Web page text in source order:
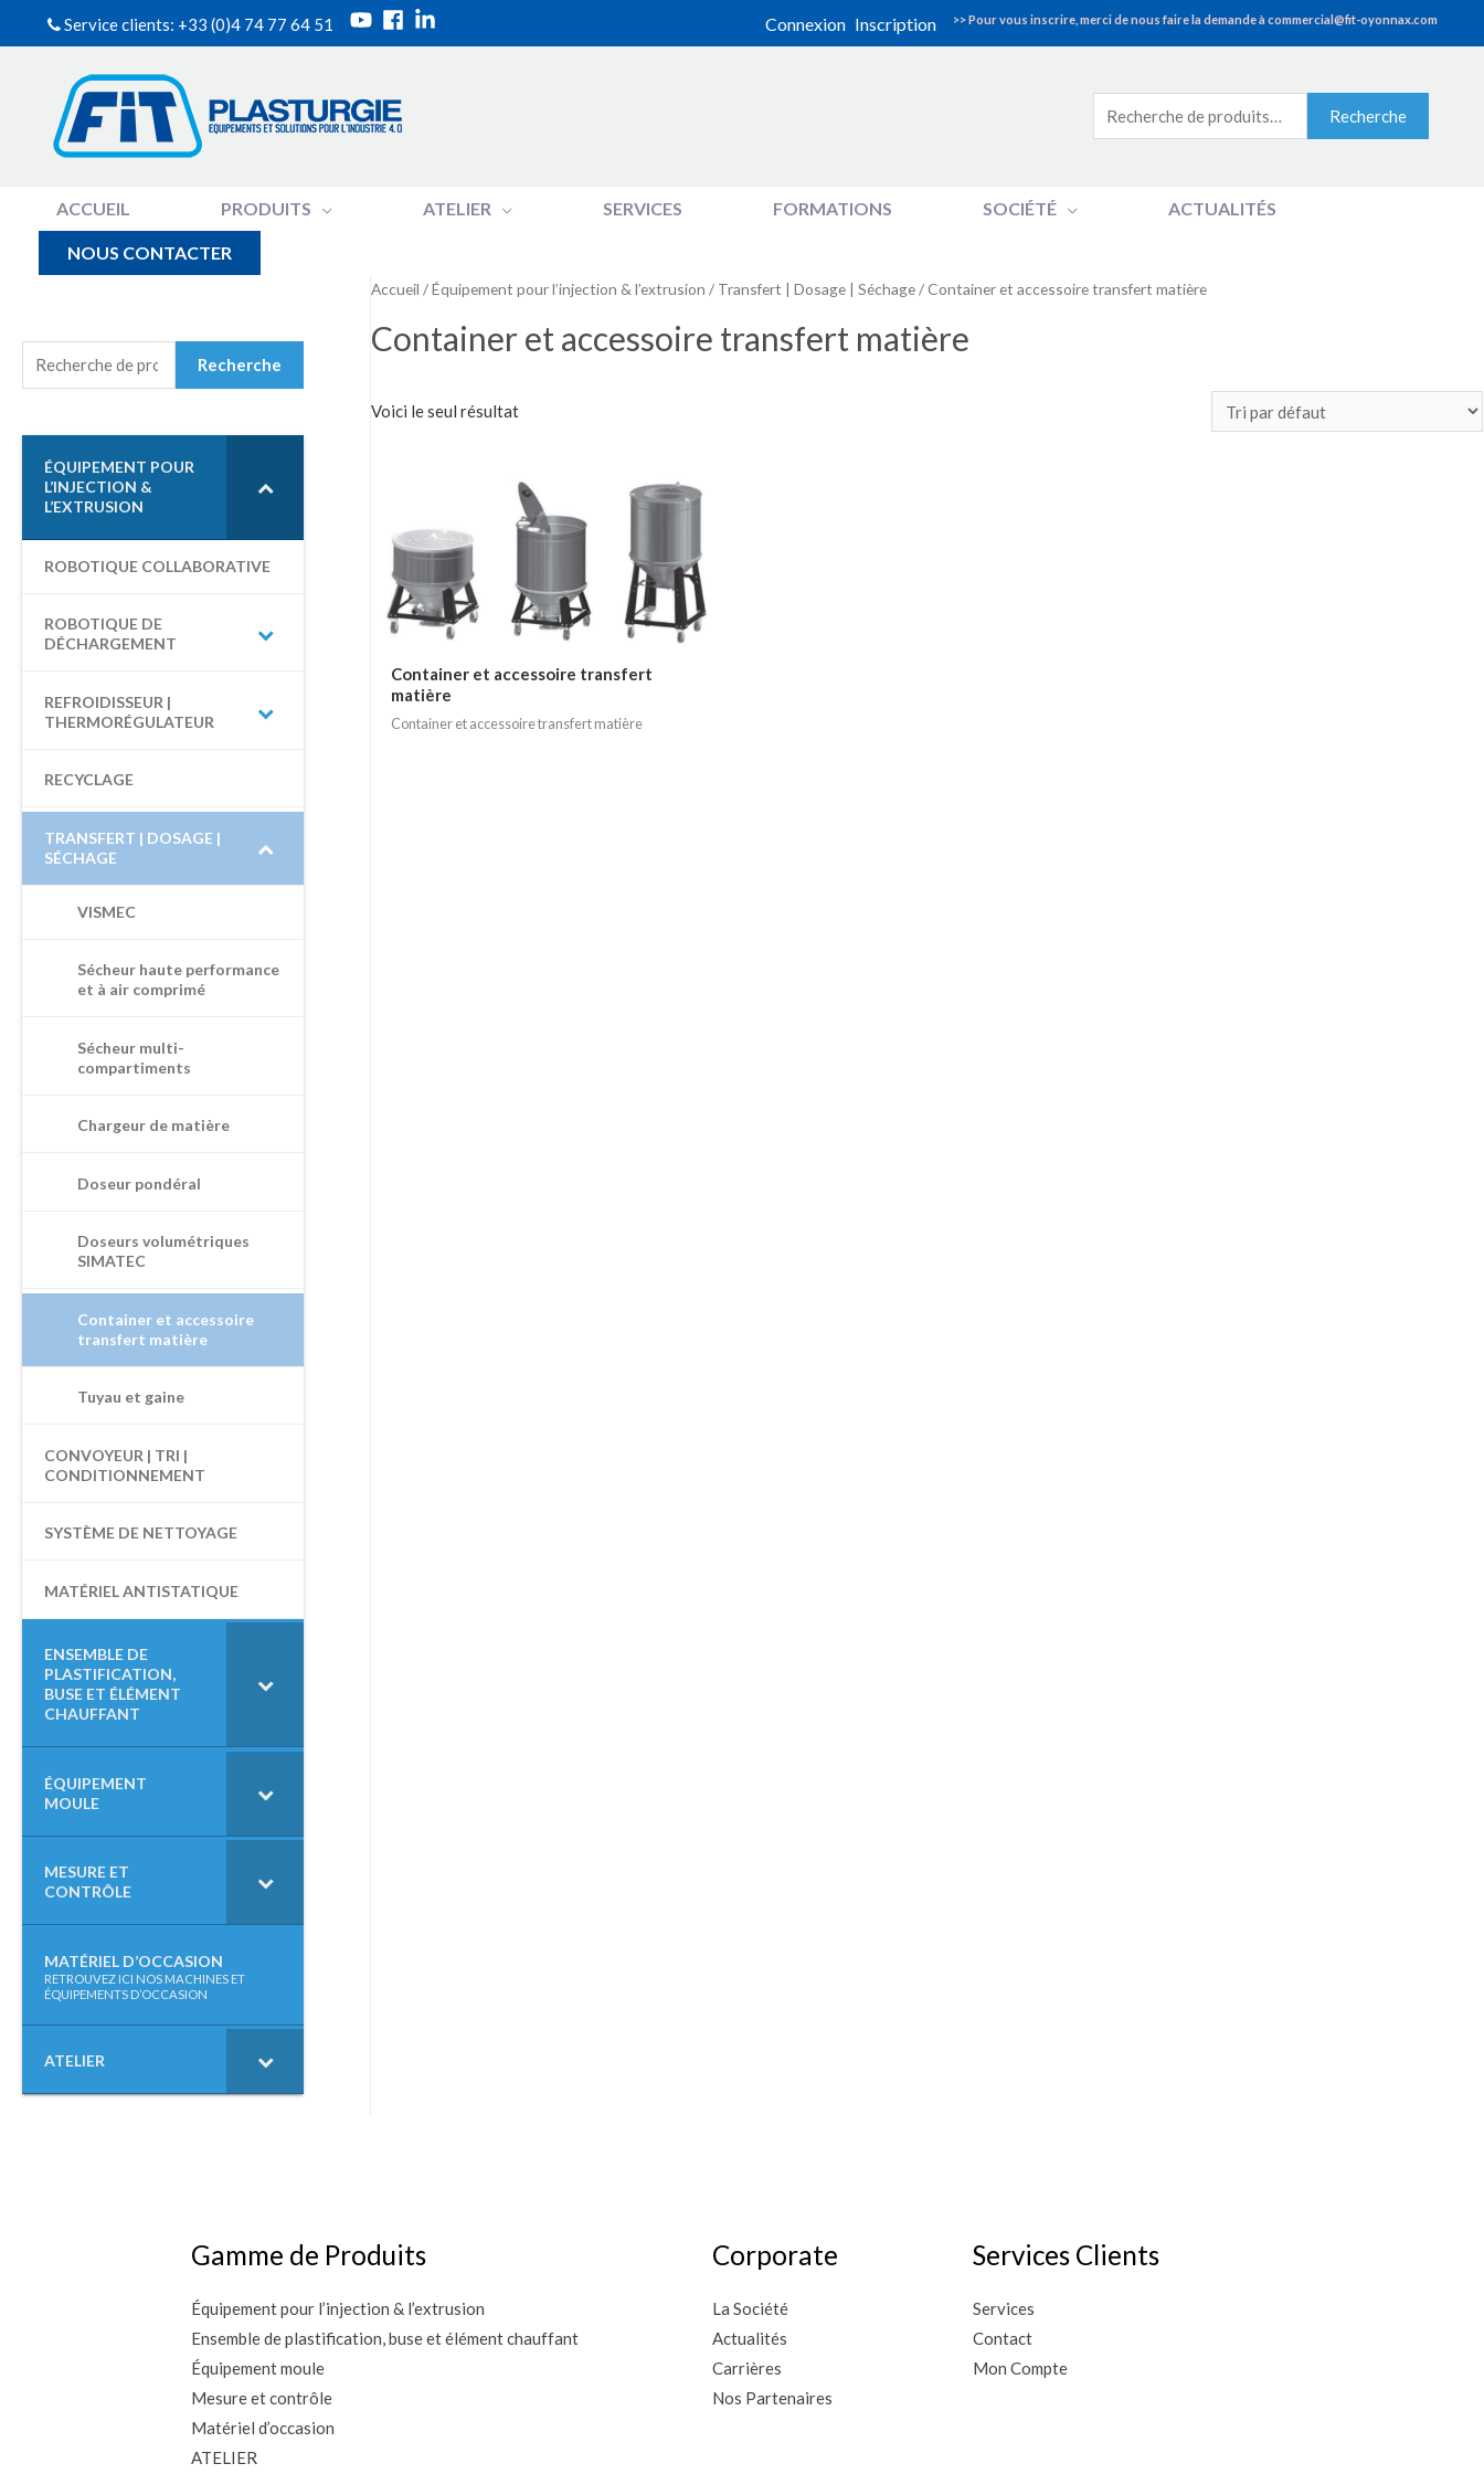
Service clients: +33 (0)4 74 77 64 51 Connexion Inscription >> Pour vous inscrire, merci de nous faire la demande à commercial@fit-oyonnax.com
Recherche
ACCUEIL PRODUITS ATELIER SERVICES FORMATIONS SOCIÉTÉ ACTUALITÉS
NOUS CONTACTER
E
Recherche
ÉQUIPEMENT POUR
L’INJECTION &
L’EXTRUSION
ROBOTIQUE COLLABORATIVE
ROBOTIQUE DE
DÉCHARGEMENT
REFROIDISSEUR |
THERMORÉGULATEUR
RECYCLAGE
TRANSFERT | DOSAGE |
SÉCHAGE
VISMEC
Sécheur haute performance
et à air comprimé
Sécheur multi-
compartiments
Chargeur de matière
Doseur pondéral
Doseurs volumétriques
SIMATEC
Container et accessoire
transfert matière
Tuyau et gaine
CONVOYEUR | TRI |
CONDITIONNEMENT
SYSTÈME DE NETTOYAGE
MATÉRIEL ANTISTATIQUE
ENSEMBLE DE
PLASTIFICATION,
BUSE ET ÉLÉMENT
CHAUFFANT
ÉQUIPEMENT
MOULE
MESURE ET
CONTRÔLE
MATÉRIEL D’OCCASION
–
RETROUVEZ ICI NOS MACHINES ET
ÉQUIPEMENTS D’OCCASION
ATELIER
Accueil /Équipement pour l’injection & l’extrusion / Transfert | Dosage | Séchage/ Container et accessoire transfert matière
Container et accessoire transfert matière
Voici le seul résultat
Container et accessoire transfert
matière
Container et accessoire transfert matière
Gamme de Produits
Équipement pour l’injection & l’extrusion
Ensemble de plastification, buse et élément chauffant
Équipement moule
Mesure et contrôle
Matériel d’occasion
ATELIER
Corporate
La Société
Actualités
Carrières
Nos Partenaires
Services Clients
Services
Contact
Mon Compte